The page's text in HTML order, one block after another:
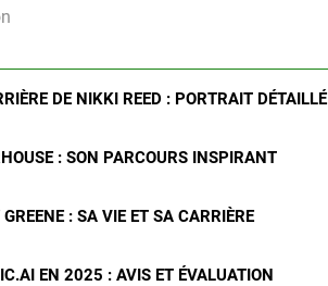
DE NIKKI REED : PORTRAIT DÉTAILLÉ
: SON PARCOURS INSPIRANT
: SA VIE ET SA CARRIÈRE
EN 2025 : AVIS ET ÉVALUATION